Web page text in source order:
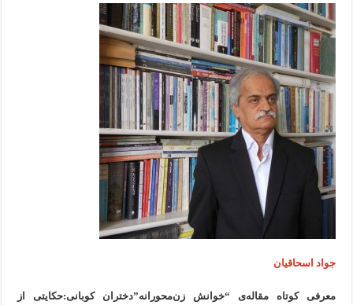
جواد اسحاقیان
معرفی کوتاه مقاله‌ی “خوانش زن‌محورانه”دختران کوبانی:حکایتی از